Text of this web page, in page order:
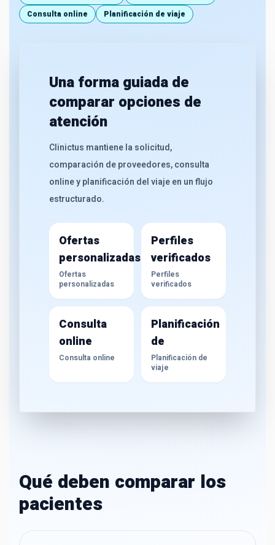
Consulta online
Planificación de viaje
Una forma guiada de
comparar opciones de
atención
Clinictus mantiene la solicitud,
comparación de proveedores, consulta
online y planificación del viaje en un flujo
estructurado.
Ofertas
personalizadas
Ofertas
personalizadas
Perfiles
verificados
Perfiles
verificados
Consulta
online
Consulta online
Planificación
de
Planificación de
viaje
Qué deben comparar los
pacientes